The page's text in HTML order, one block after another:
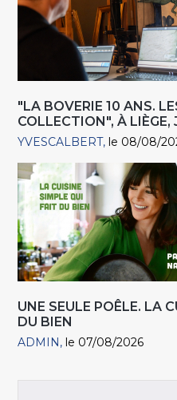
"LA BOVERIE 10 ANS.
COLLECTION", À
YVESCALBERT le 08/08/
UNE SEULE POÊLE. LA
DU BIEN
ADMIN le 07/08/2026